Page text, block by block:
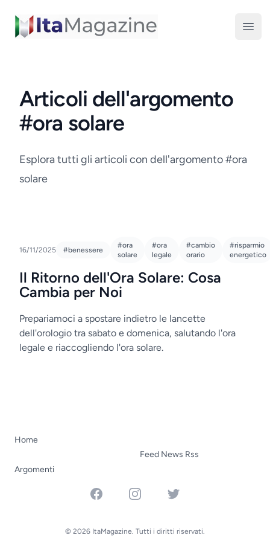
ItaMagazine
Articoli dell'argomento
#ora solare
Esplora tutti gli articoli con dell'argomento #ora
solare
16/11/2025 #benessere
#ora
solare
#ora
legale
#cambio
orario
#risparmio
energetico
Il Ritorno dell'Ora Solare: Cosa
Cambia per Noi
Prepariamoci a spostare indietro le lancette
dell'orologio tra sabato e domenica, salutando l'ora
legale e riaccogliendo l'ora solare.
Home
Argomenti
Feed News Rss
FacebookInstagramTwitter
© 2026 ItaMagazine. Tutti i diritti riservati.